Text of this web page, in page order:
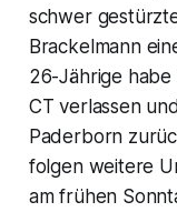
schwer
Brackelmann
26-Jährige habe
CT verlassen
Paderborn
folgen weitere
am frühen